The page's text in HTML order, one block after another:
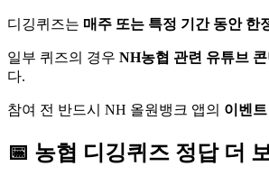
디깅퀴즈는 매주 또는 특정 기간 동안 한
일부 퀴즈의 경우 NH농협 관련 유튜브
다.
참여 전 반드시 NH 올원뱅크 앱의 이벤
📅 농협 디깅퀴즈 정답 더